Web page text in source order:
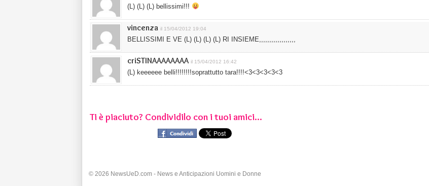
(L) (L) (L) bellissimi!!!
vincenza il 15/04/2012 19:04
BELLISSIMI E VE (L) (L) (L) (L) RI INSIEME,,,,,,,,,,,,,,,,,,
criSTINAAAAAAAA il 15/04/2012 16:42
(L) keeeeee belli!!!!!!!!soprattutto tara!!!!<3<3<3<3<3
Ti è piaciuto? Condividilo con i tuoi amici...
© 2026 NewsUeD.com - News e Anticipazioni Uomini e Donne